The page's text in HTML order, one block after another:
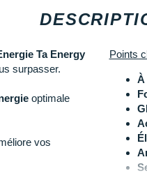
Ta Energy
surpasser.
optimale
vos
Points
À